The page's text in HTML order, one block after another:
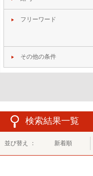
フリーワード
その他の条件
検索結果一覧
並び替え ： 新着順